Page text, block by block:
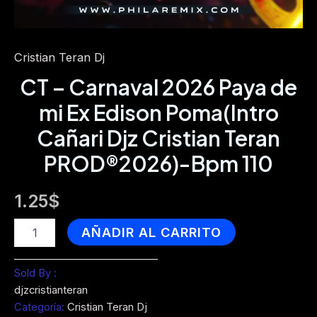
Cristian Teran Dj
CT – Carnaval 2026 Paya de
mi Ex Edison Poma(Intro
Cañari Djz Cristian Teran
PROD®2026)-Bpm 110
1.25$
2026
de
mi
AÑADIR AL CARRITO
Sold By :
djzcristianteran
Categoría: Cristian Teran Dj